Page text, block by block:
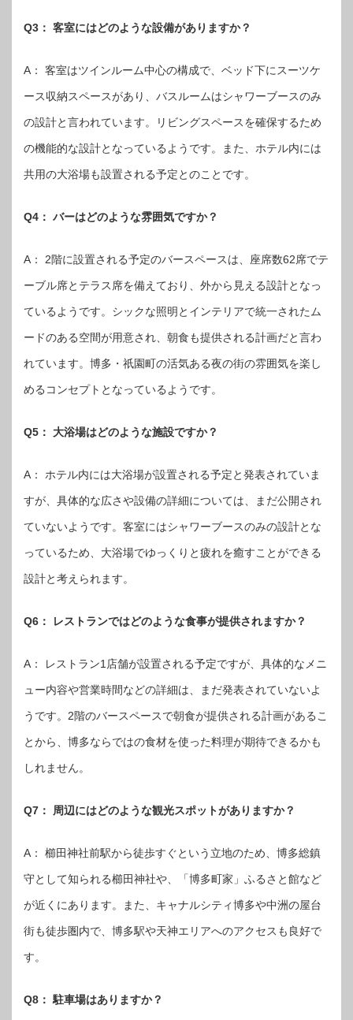
Q3： 客室にはどのような設備がありますか？
A： 客室はツインルーム中心の構成で、ベッド下にスーツケ
ース収納スペースがあり、バスルームはシャワーブースのみ
の設計と言われています。リビングスペースを確保するため
の機能的な設計となっているようです。また、ホテル内には
共用の大浴場も設置される予定とのことです。
Q4： バーはどのような雰囲気ですか？
A： 2階に設置される予定のバースペースは、座席数62席でテ
ーブル席とテラス席を備えており、外から見える設計となっ
ているようです。シックな照明とインテリアで統一されたム
ードのある空間が用意され、朝食も提供される計画だと言わ
れています。博多・祇園町の活気ある夜の街の雰囲気を楽し
めるコンセプトとなっているようです。
Q5： 大浴場はどのような施設ですか？
A： ホテル内には大浴場が設置される予定と発表されていま
すが、具体的な広さや設備の詳細については、まだ公開され
ていないようです。客室にはシャワーブースのみの設計とな
っているため、大浴場でゆっくりと疲れを癒すことができる
設計と考えられます。
Q6： レストランではどのような食事が提供されますか？
A： レストラン1店舗が設置される予定ですが、具体的なメニ
ュー内容や営業時間などの詳細は、まだ発表されていないよ
うです。2階のバースペースで朝食が提供される計画があるこ
とから、博多ならではの食材を使った料理が期待できるかも
しれません。
Q7： 周辺にはどのような観光スポットがありますか？
A： 櫛田神社前駅から徒歩すぐという立地のため、博多総鎮
守として知られる櫛田神社や、「博多町家」ふるさと館など
が近くにあります。また、キャナルシティ博多や中洲の屋台
街も徒歩圏内で、博多駅や天神エリアへのアクセスも良好で
す。
Q8： 駐車場はありますか？